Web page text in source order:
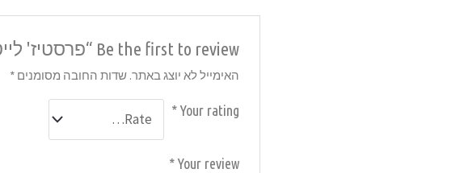
Be the first to review “פרסטיז' לייט מעוקרים 15 ק״ג”
האימייל לא יוצג באתר. שדות החובה מסומנים*
Your rating
*
Your review
*